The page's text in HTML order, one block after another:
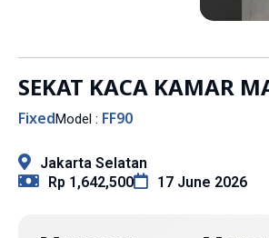
SEKAT KACA KAMAR
FixedModel : FF90
Jakarta Selatan
Rp 1,642,500
17 June 2026